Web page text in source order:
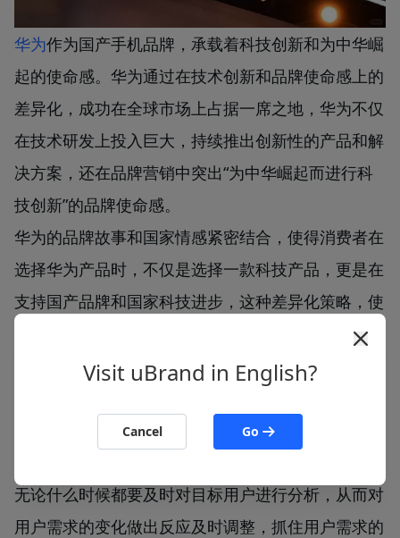
华为作为国产手机品牌，承载着科技创新和为中华崛
起的使命感。华为通过在技术创新和品牌使命感上的
差异化，成功在全球市场上占据一席之地，华为不仅
在技术研发上投入巨大，持续推出创新性的产品和解
决方案，还在品牌营销中突出“为中华崛起而进行科
技创新”的品牌使命感。
华为的品牌故事和国家情感紧密结合，使得消费者在
选择华为产品时，不仅是选择一款科技产品，更是在
支持国产品牌和国家科技进步，这种差异化策略，使
得华为在全球智能手机市场上迅速崛起，并且在高端
市场上成功挑战国际巨头。
03 满足用户需求
无论什么时候都要及时对目标用户进行分析，从而对
用户需求的变化做出反应及时调整，抓住用户需求的
Visit uBrand in English?
Cancel Go